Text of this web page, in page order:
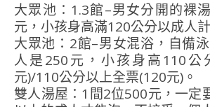
大眾池：1.3館–男女分開的裸
元，小孩身高滿120公分以成人
大眾池：2館–男女混浴，自備
人是250元，小孩身高110公
元)/110公分以上全票(120元)。
雙人湯屋：1間2位500元，一定